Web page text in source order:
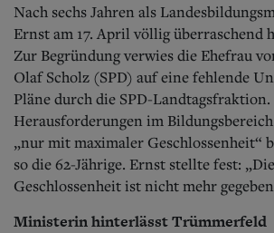
Nach sechs Jahren als
Ernst am 17. April völlig überraschend
Zur Begründung verwies die Ehefrau
Olaf Scholz (SPD) auf eine fehlende
Pläne durch die SPD-
Herausforderungen im
„nur mit maximaler Geschlossenheit“
so die 62-Jährige. Ernst stellte fest:
Geschlossenheit ist nicht mehr
Ministerin hinterlässt Trümmerfeld